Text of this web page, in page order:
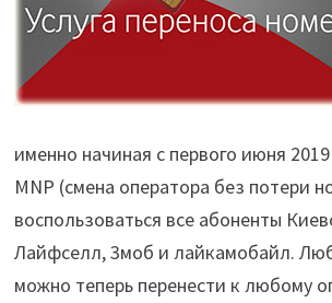
именно начиная с первого июня 2019
MNP (смена оператора без потери
воспользоваться все абоненты
Лайфселл, 3моб и лайкамобайл.
можно теперь перенести к любому